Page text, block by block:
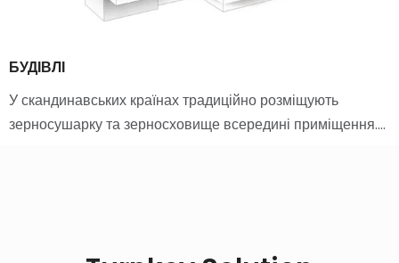
БУДІВЛІ
У скандинавських країнах традиційно розміщують
зерносушарку та зерносховище всередині приміщення.…